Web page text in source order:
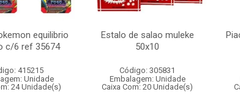
equilibrio
c/6 ref 35674
415215
Unidade
24 Unidade(s)
Estalo de salao muleke
50x10
Código: 305831
Embalagem: Unidade
Caixa Com: 20 Unidade(s)